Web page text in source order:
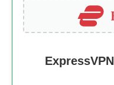
שלמו פחות בעת רכישת ExpressVPN